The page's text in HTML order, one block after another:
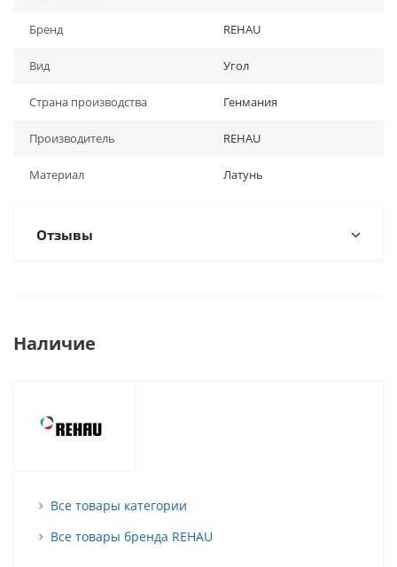
Бренд REHAU
Вид Угол
Страна производства Генмания
Производитель REHAU
Материал Латунь
Отзывы
Наличие
Все товары категории
Все товары бренда REHAU